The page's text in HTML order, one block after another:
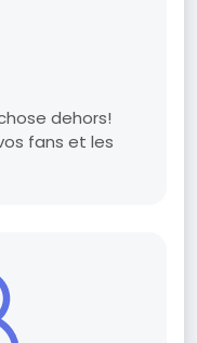
dehors!
fans et les